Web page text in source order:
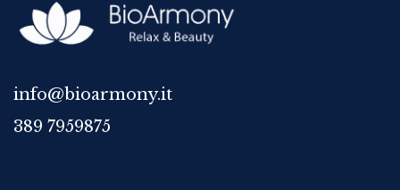
info@bioarmony.it
389 7959875